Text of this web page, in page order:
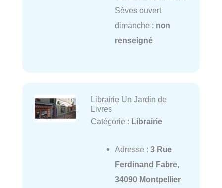
Sèves ouvert
dimanche : non
renseigné
Librairie Un Jardin de
Livres
Catégorie : Librairie
Adresse : 3 Rue
Ferdinand Fabre,
34090 Montpellier